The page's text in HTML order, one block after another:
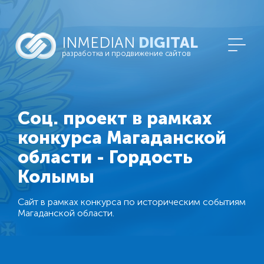
INMEDIAN DIGITAL
разработка и продвижение сайтов
Соц. проект в рамках
конкурса Магаданской
области - Гордость
Колымы
Сайт в рамках конкурса по историческим событиям
Магаданской области.